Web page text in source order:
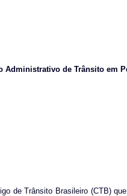
Administrativo de Trânsito em
de Trânsito Brasileiro (CTB)